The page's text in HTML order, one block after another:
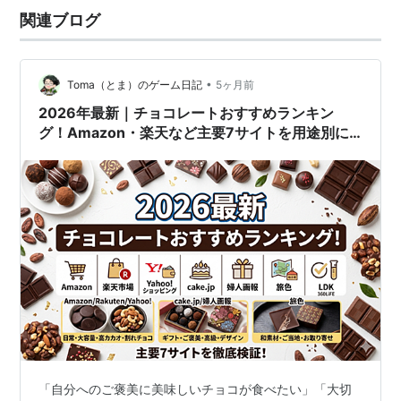
関連ブログ
Toma（とま）のゲーム日記 • 5ヶ月前
2026年最新｜チョコレートおすすめランキン
グ！Amazon・楽天など主要7サイトを用途別に
「自分へのご褒美に美味しいチョコが食べたい」「大切